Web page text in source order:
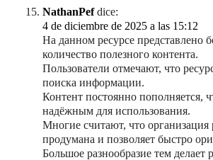
NathanPef dice:
4 de diciembre de 2025 a las 15:12
На данном ресурсе представлено
количество полезного контента.
Пользователи отмечают, что
поиска информации.
Контент постоянно пополняется,
надёжным для использования.
Многие считают, что организация
продумана и позволяет быстро
Большое разнообразие тем делает